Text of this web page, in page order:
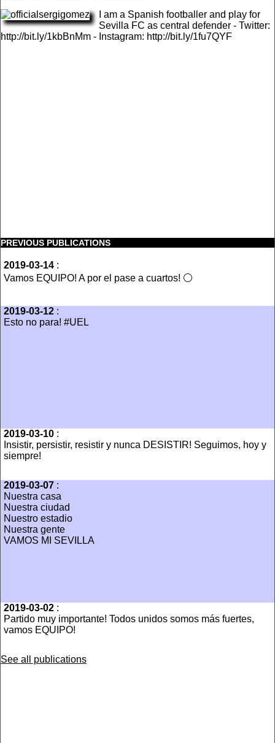
I am a Spanish footballer and play for
Sevilla FC as central defender - Twitter:
http://bit.ly/1kbBnMm - Instagram: http://bit.ly/1fu7QYF
PREVIOUS PUBLICATIONS
2019-03-14 :
Vamos EQUIPO! A por el pase a cuartos! ⚪
2019-03-12 :
Esto no para! #UEL
2019-03-10 :
Insistir, persistir, resistir y nunca DESISTIR! Seguimos, hoy y
siempre!
2019-03-07 :
Nuestra casa
Nuestra ciudad
Nuestro estadio
Nuestra gente
VAMOS MI SEVILLA
2019-03-02 :
Partido muy importante! Todos unidos somos más fuertes,
vamos EQUIPO!
See all publications